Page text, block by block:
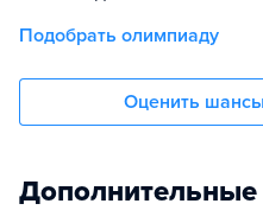
Подобрать олимпиаду
Оценить